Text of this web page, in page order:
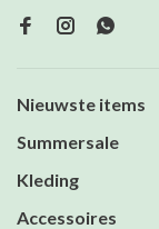
Nieuwste items
Summersale
Kleding
Accessoires